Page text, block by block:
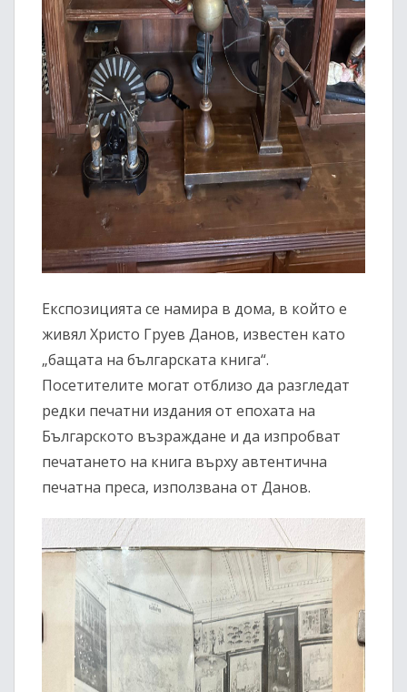
Експозицията се намира в дома, в който е
живял Христо Груев Данов, известен като
„бащата на българската книга“.
Посетителите могат отблизо да разгледат
редки печатни издания от епохата на
Българското възраждане и да изпробват
печатането на книга върху автентична
печатна преса, използвана от Данов.